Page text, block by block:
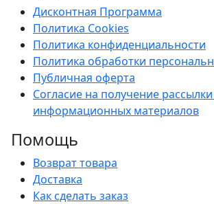
Дисконтная Программа
Политика Cookies
Политика конфиденциальности
Политика обработки
Публичная оферта
Согласие на получение
информационных материалов
Помощь
Возврат товара
Доставка
Как сделать заказ